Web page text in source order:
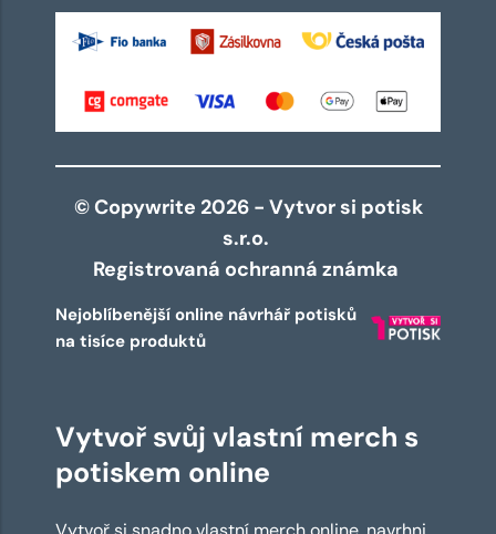
© Copywrite 2026 - Vytvor si potisk
s.r.o.
Registrovaná ochranná známka
Nejoblíbenější online návrhář potisků
na tisíce produktů
Vytvoř svůj vlastní merch s
potiskem online